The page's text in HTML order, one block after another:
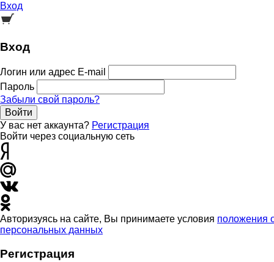
Вход
Вход
Логин или адрес E-mail
Пароль
Забыли свой пароль?
Войти
У вас нет аккаунта? Регистрация
Войти через социальную сеть
Авторизуясь на сайте, Вы принимаете условия положения
персональных данных
Регистрация